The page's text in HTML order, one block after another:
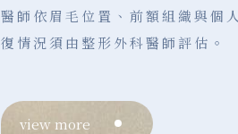
醫師依眉毛位置、前額組織與個
復情況須由整形外科醫師評估。
view more